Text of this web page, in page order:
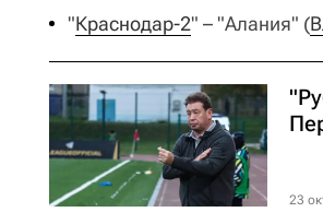
"Краснодар-2" – "Алания" (
23